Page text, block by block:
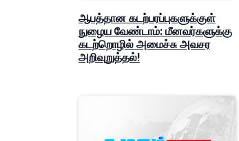
ஆபத்தான கடற்பரப்புகளுக்குள்
நுழைய வேண்டாம்: மீனவர்களுக்கு
கடற்றொழில் அமைச்சு அவசர
அறிவுறுத்தல்!